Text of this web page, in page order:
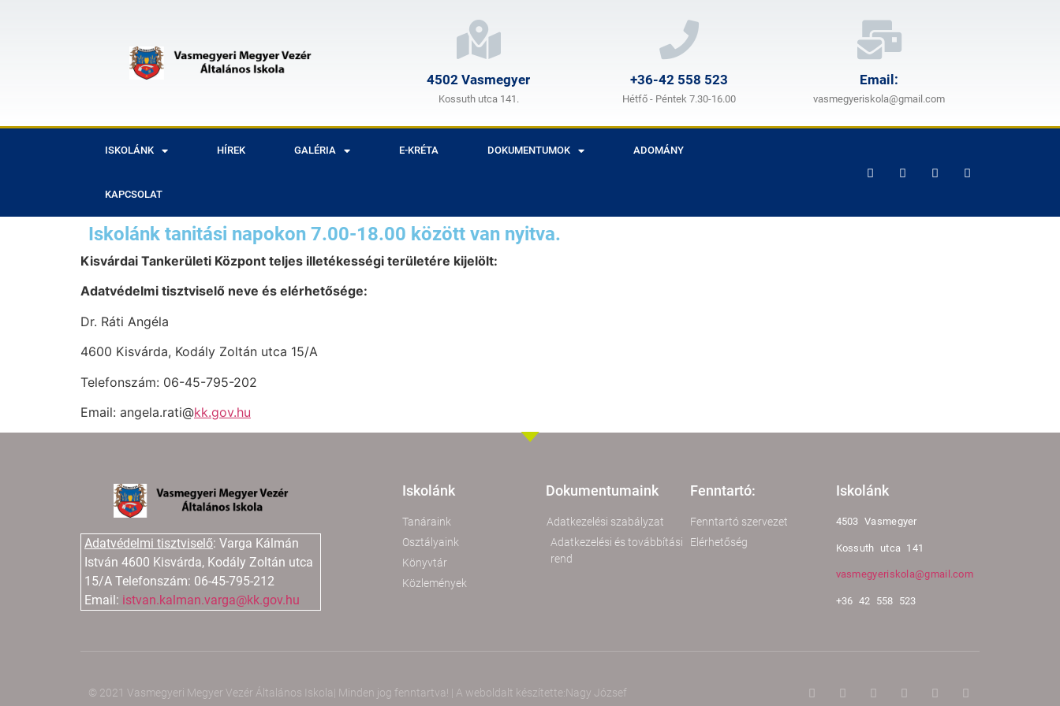
4502 Vasmegyer
Kossuth utca 141.
+36-42 558 523
Hétfő - Péntek 7.30-16.00
Email:
vasmegyeriskola@gmail.com
ISKOLÁNK HÍREK GALÉRIA E-KRÉTA DOKUMENTUMOK ADOMÁNY
KAPCSOLAT
Iskolánk tanitási napokon 7.00-18.00 között van nyitva.
Kisvárdai Tankerületi Központ teljes illetékességi területére kijelölt:
Adatvédelmi tisztviselő neve és elérhetősége:
Dr. Ráti Angéla
4600 Kisvárda, Kodály Zoltán utca 15/A
Telefonszám: 06-45-795-202
Email: angela.rati@kk.gov.hu
Adatvédelmi tisztviselő: Varga Kálmán
István 4600 Kisvárda, Kodály Zoltán utca
15/A Telefonszám: 06-45-795-212
Email: istvan.kalman.varga@kk.gov.hu
Iskolánk
Tanáraink
Osztályaink
Könyvtár
Közlemények
Dokumentumaink
Adatkezelési szabályzat
Adatkezelési és továbbítási
rend
Fenntartó:
Fenntartó szervezet
Elérhetőség
Iskolánk
4503 Vasmegyer
Kossuth utca 141
vasmegyeriskola@gmail.com
+36 42 558 523
© 2021 Vasmegyeri Megyer Vezér Általános Iskola| Minden jog fenntartva! | A weboldalt készítette:Nagy József